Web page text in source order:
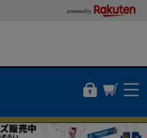
powered by